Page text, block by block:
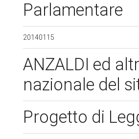
Parlamentare
20140115
ANZALDI ed
nazionale del
Progetto di